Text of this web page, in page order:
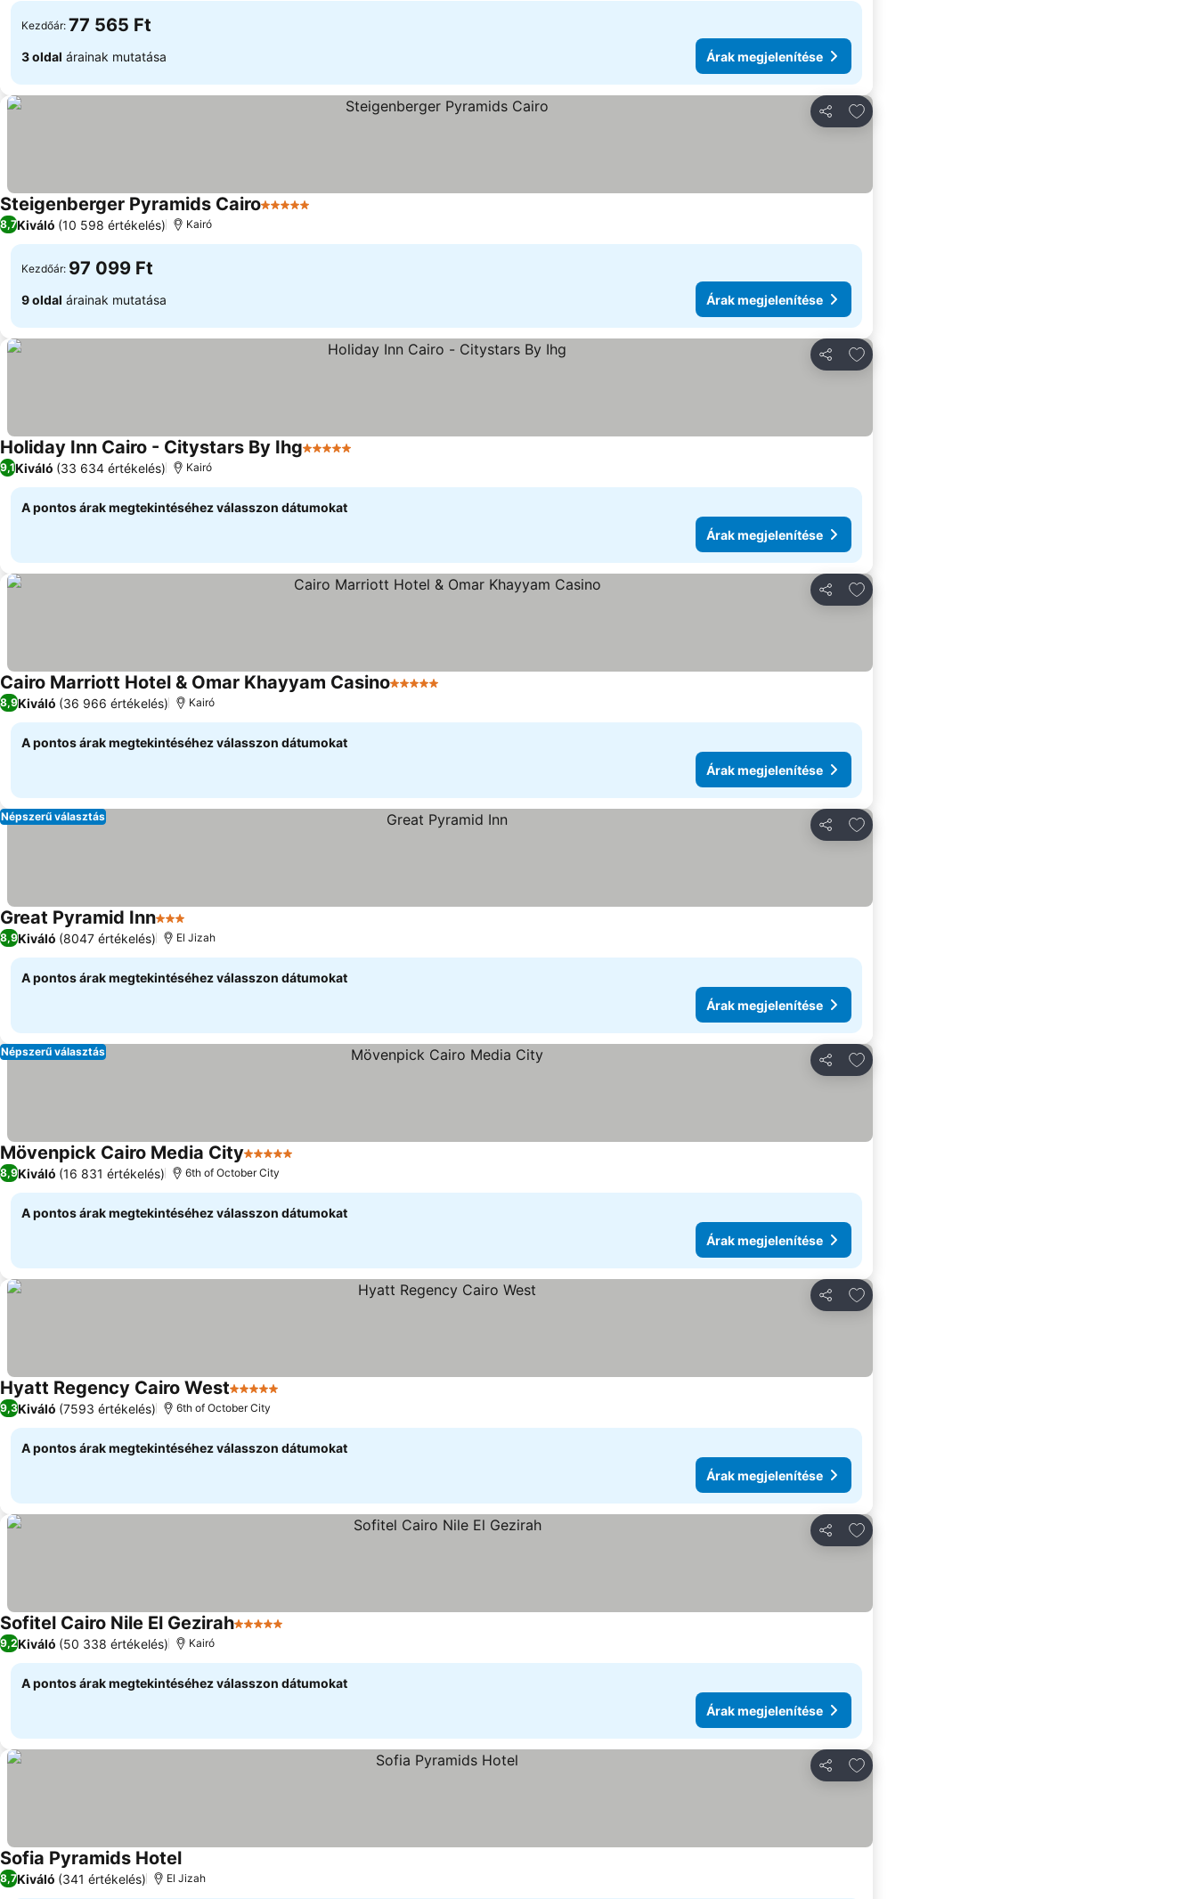
Kezdőár: 77 565 Ft
3 oldal árainak mutatása Árak megjelenítése
Megosztás
Hozzáadás a kedvencekhez
Steigenberger Pyramids Cairo5 Kategória
8,7Kiváló (10 598 értékelés) Kairó
Kezdőár: 97 099 Ft
9 oldal árainak mutatása Árak megjelenítése
Megosztás
Hozzáadás a kedvencekhez
Holiday Inn Cairo - Citystars By Ihg5 Kategória
9,1Kiváló (33 634 értékelés) Kairó
A pontos árak megtekintéséhez válasszon dátumokat
Árak megjelenítése
Megosztás
Hozzáadás a kedvencekhez
Cairo Marriott Hotel & Omar Khayyam Casino5 Kategória
8,9Kiváló (36 966 értékelés) Kairó
A pontos árak megtekintéséhez válasszon dátumokat
Árak megjelenítése
Megosztás
Hozzáadás a kedvencekhez
Népszerű választás
Great Pyramid Inn3 Kategória
8,9Kiváló (8047 értékelés) El Jizah
A pontos árak megtekintéséhez válasszon dátumokat
Árak megjelenítése
Megosztás
Hozzáadás a kedvencekhez
Népszerű választás
Mövenpick Cairo Media City5 Kategória
8,9Kiváló (16 831 értékelés) 6th of October City
A pontos árak megtekintéséhez válasszon dátumokat
Árak megjelenítése
Megosztás
Hozzáadás a kedvencekhez
Hyatt Regency Cairo West5 Kategória
9,3Kiváló (7593 értékelés) 6th of October City
A pontos árak megtekintéséhez válasszon dátumokat
Árak megjelenítése
Megosztás
Hozzáadás a kedvencekhez
Sofitel Cairo Nile El Gezirah5 Kategória
9,2Kiváló (50 338 értékelés) Kairó
A pontos árak megtekintéséhez válasszon dátumokat
Árak megjelenítése
Megosztás
Hozzáadás a kedvencekhez
Sofia Pyramids Hotel
8,7Kiváló (341 értékelés) El Jizah